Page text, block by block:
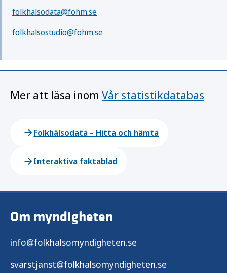
folkhalsodata@fohm.se
folkhalsostudio@fohm.se
Mer att läsa inom Vår statistikdatabas
Folkhälsodata – Hitta och hämta
Interaktiva faktablad
Om myndigheten
info@folkhalsomyndigheten.se
svarstjanst@folkhalsomyndigheten.se